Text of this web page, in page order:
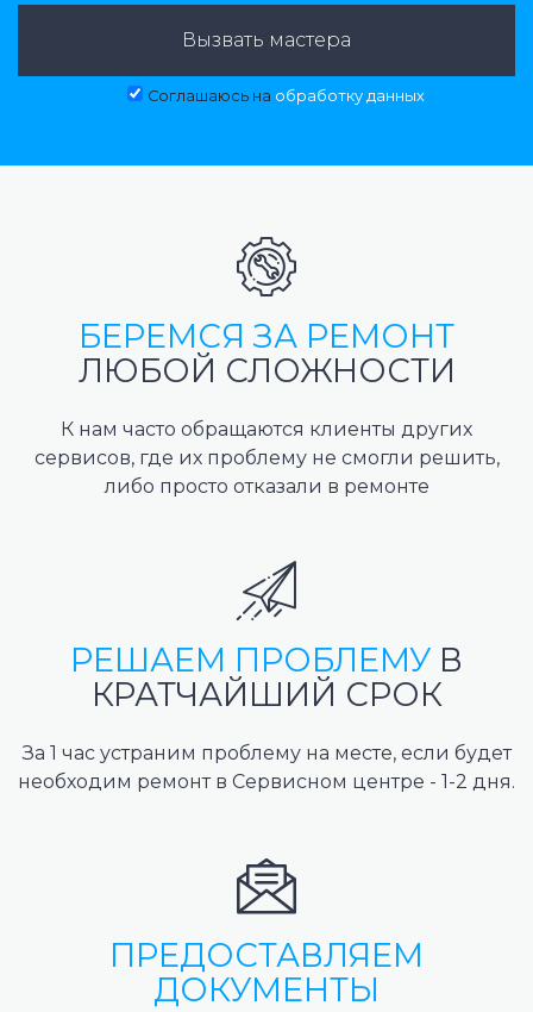
Вызвать мастера
Соглашаюсь на обработку данных
БЕРЕМСЯ ЗА РЕМОНТ
ЛЮБОЙ СЛОЖНОСТИ
К нам часто обращаются клиенты других
сервисов, где их проблему не смогли решить,
либо просто отказали в ремонте
РЕШАЕМ ПРОБЛЕМУ В
КРАТЧАЙШИЙ СРОК
За 1 час устраним проблему на месте, если будет
необходим ремонт в Сервисном центре - 1-2 дня.
ПРЕДОСТАВЛЯЕМ
ДОКУМЕНТЫ